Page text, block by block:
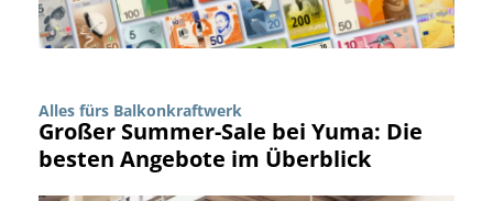
Alles fürs Balkonkraftwerk
Großer Summer-Sale bei Yuma: Die
besten Angebote im Überblick